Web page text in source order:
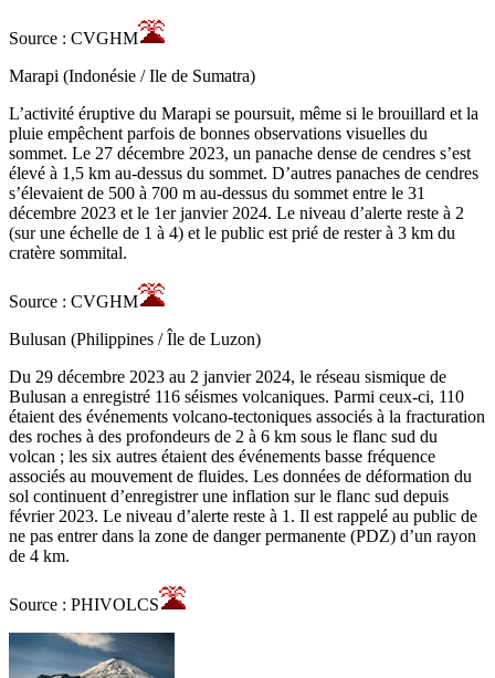
Source : CVGHM
Marapi (Indonésie / Ile de Sumatra)
L’activité éruptive du Marapi se poursuit, même si le brouillard et la
pluie empêchent parfois de bonnes observations visuelles du
sommet. Le 27 décembre 2023, un panache dense de cendres s’est
élevé à 1,5 km au-dessus du sommet. D’autres panaches de cendres
s’élevaient de 500 à 700 m au-dessus du sommet entre le 31
décembre 2023 et le 1er janvier 2024. Le niveau d’alerte reste à 2
(sur une échelle de 1 à 4) et le public est prié de rester à 3 km du
cratère sommital.
Source : CVGHM
Bulusan (Philippines / Île de Luzon)
Du 29 décembre 2023 au 2 janvier 2024, le réseau sismique de
Bulusan a enregistré 116 séismes volcaniques. Parmi ceux-ci, 110
étaient des événements volcano-tectoniques associés à la fracturation
des roches à des profondeurs de 2 à 6 km sous le flanc sud du
volcan ; les six autres étaient des événements basse fréquence
associés au mouvement de fluides. Les données de déformation du
sol continuent d’enregistrer une inflation sur le flanc sud depuis
février 2023. Le niveau d’alerte reste à 1. Il est rappelé au public de
ne pas entrer dans la zone de danger permanente (PDZ) d’un rayon
de 4 km.
Source : PHIVOLCS